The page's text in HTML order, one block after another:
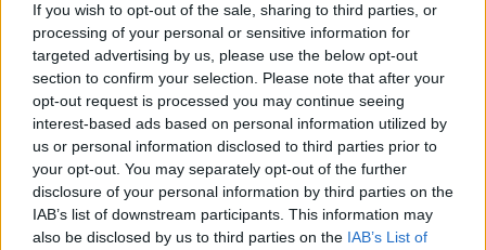
If you wish to opt-out of the sale, sharing to third parties, or
processing of your personal or sensitive information for
targeted advertising by us, please use the below opt-out
section to confirm your selection. Please note that after your
opt-out request is processed you may continue seeing
interest-based ads based on personal information utilized by
us or personal information disclosed to third parties prior to
your opt-out. You may separately opt-out of the further
disclosure of your personal information by third parties on the
IAB’s list of downstream participants. This information may
also be disclosed by us to third parties on the IAB’s List of
Ποια ταινία εκτόπισε Fight Club
και Παράσιτα από τις πιο
δημοφιλείς του Letterboxd;